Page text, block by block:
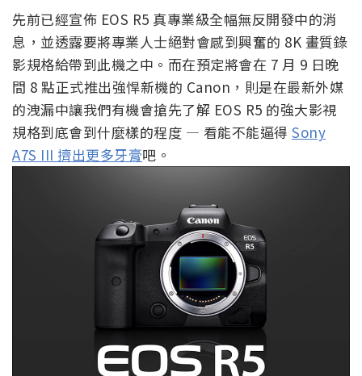
先前已經宣佈 EOS R5 真專業級全幅無反開發中的消
息，並透露要將專業人士絕對會感到興奮的 8K 畫質錄
影規格給帶到此機之中。而在預定將會在 7 月 9 日晚
間 8 點正式推出強悍新機的 Canon，則是在最新外媒
的洩漏中讓我們有機會搶先了解 EOS R5 的強大影視
規格到底會到什麼樣的程度 — 看能不能逼得 Sony
A7S III 擠出更多牙膏吧。